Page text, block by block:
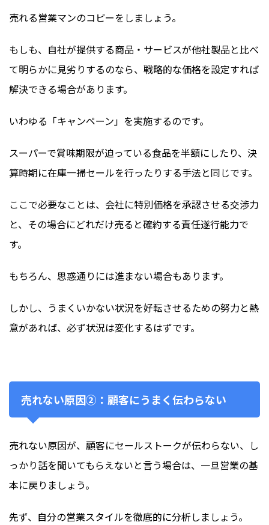
売れる営業マンのコピーをしましょう。
もしも、自社が提供する商品・サービスが他社製品と比べ
て明らかに見劣りするのなら、戦略的な価格を設定すれば
解決できる場合があります。
いわゆる「キャンペーン」を実施するのです。
スーパーで賞味期限が迫っている食品を半額にしたり、決
算時期に在庫一掃セールを行ったりする手法と同じです。
ここで必要なことは、会社に特別価格を承認させる交渉力
と、その場合にどれだけ売ると確約する責任遂行能力で
す。
もちろん、思惑通りには進まない場合もあります。
しかし、うまくいかない状況を好転させるための努力と熱
意があれば、必ず状況は変化するはずです。
売れない原因②：顧客にうまく伝わらない
売れない原因が、顧客にセールストークが伝わらない、し
っかり話を聞いてもらえないと言う場合は、一旦営業の基
本に戻りましょう。
先ず、自分の営業スタイルを徹底的に分析しましょう。